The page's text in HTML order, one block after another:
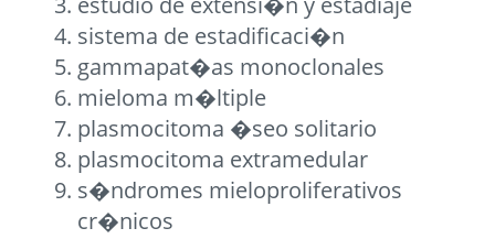
sistema de estadificaci�n
gammapat�as monoclonales
mieloma m�ltiple
plasmocitoma �seo solitario
plasmocitoma extramedular
s�ndromes mieloproliferativos
cr�nicos